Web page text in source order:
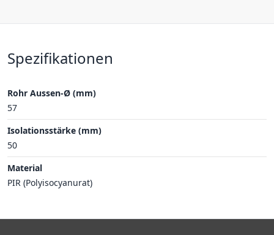
Spezifikationen
Rohr Aussen-Ø (mm)
57
Isolationsstärke (mm)
50
Material
PIR (Polyisocyanurat)